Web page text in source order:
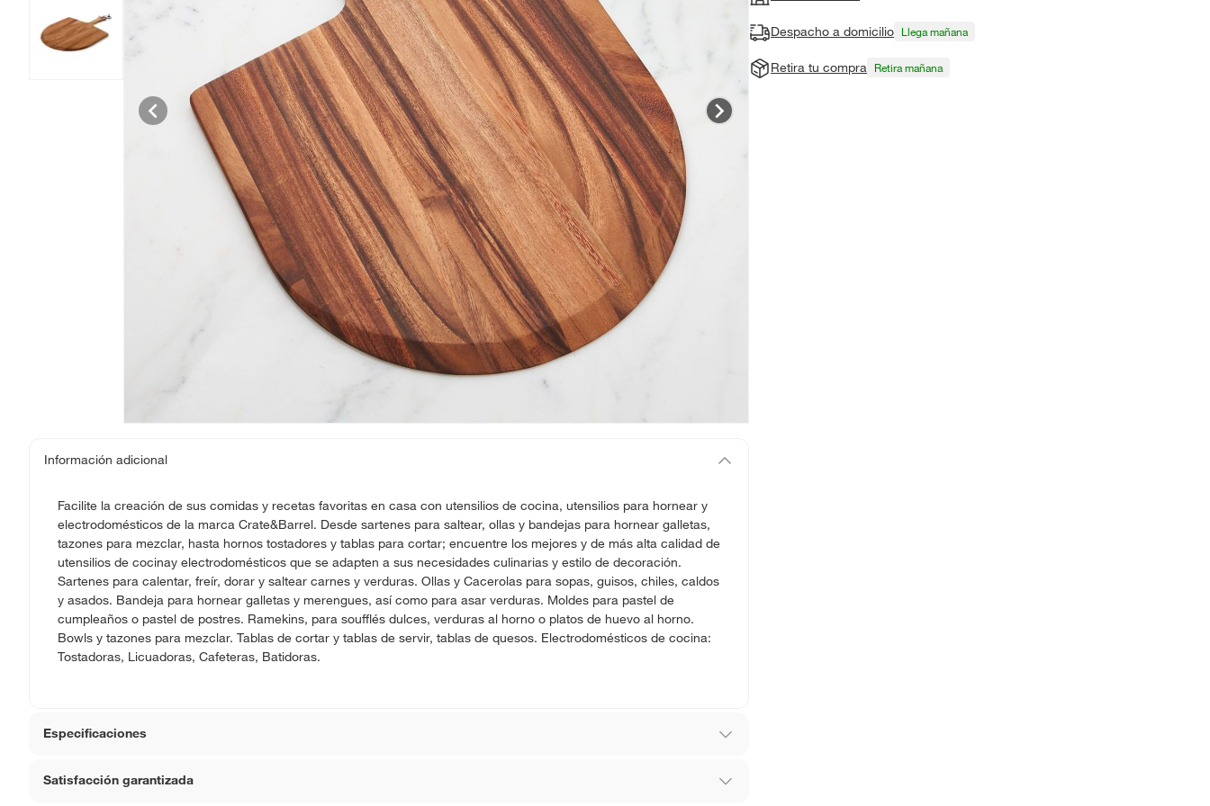
Información adicional
Facilite la creación de sus comidas y recetas favoritas en casa con utensilios de cocina, utensilios para hornear y
electrodomésticos de la marca Crate&Barrel. Desde sartenes para saltear, ollas y bandejas para hornear galletas,
tazones para mezclar, hasta hornos tostadores y tablas para cortar; encuentre los mejores y de más alta calidad de
utensilios de cocinay electrodomésticos que se adapten a sus necesidades culinarias y estilo de decoración.
Sartenes para calentar, freír, dorar y saltear carnes y verduras. Ollas y Cacerolas para sopas, guisos, chiles, caldos
y asados. Bandeja para hornear galletas y merengues, así como para asar verduras. Moldes para pastel de
cumpleaños o pastel de postres. Ramekins, para soufflés dulces, verduras al horno o platos de huevo al horno.
Bowls y tazones para mezclar. Tablas de cortar y tablas de servir, tablas de quesos. Electrodomésticos de cocina:
Tostadoras, Licuadoras, Cafeteras, Batidoras.
Especificaciones
Requiere Serial Number
Satisfacción garantizada
Despacho a domicilio Llega mañana
Retira tu compra Retira mañana